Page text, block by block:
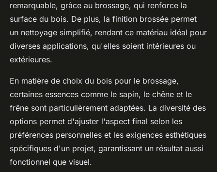
remarquable, grâce au brossage, qui renforce la
surface du bois. De plus, la finition brossée permet
un nettoyage simplifié, rendant ce matériau idéal pour
diverses applications, qu'elles soient intérieures ou
extérieures.
En matière de choix du bois pour le brossage,
certaines essences comme le sapin, le chêne et le
frêne sont particulièrement adaptées. La diversité des
options permet d'ajuster l'aspect final selon les
préférences personnelles et les exigences esthétiques
spécifiques d'un projet, garantissant un résultat aussi
fonctionnel que visuel.